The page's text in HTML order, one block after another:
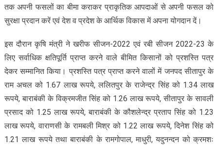
तक अपनी फसलों का बीमा कराकर प्राकृतिक आपदाओं से अपनी फसल को
सुरक्षा प्रदान करें एवं देश व प्रदेश के आर्थिक विकास में अपना योगदान दें।
इस दौरान कृषि मंत्री ने खरीफ सीजन-2022 एवं रबी सीजन 2022-23 के
लिए सर्वाधिक क्षतिपूर्ति प्राप्त करने वाले बीमित किसानों को प्रशस्ति पत्र
देकर सम्मानित किया। प्रशस्ति पत्र प्राप्त करने वालों में जनपद सीतापुर के
राम अचल को 1.67 लाख रूपये, ललितपुर के राजेन्द्र सिंह को 1.34 लाख
रूपये, बाराबंकी के विक्रमजीत सिंह को 1.26 लाख रूपये, सीतापुर के सावली
प्रसाद को 1.25 लाख रूपये, बाराबंकी के कौशलेन्द्र प्रताप सिंह को 1.23
लाख रूपये, वाराणसी के रामबली मिश्र को 1.22 लाख रूपये, दिनेश सिंह को
1.21 लाख रूपये तथा बाराबंकी के रामगोपाल, माधुरी, यदुनन्दन को क्रमशः